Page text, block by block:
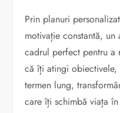
Prin planuri
motivație constantă,
cadrul perfect pentru
că îți atingi
termen lung,
care îți schimbă viața